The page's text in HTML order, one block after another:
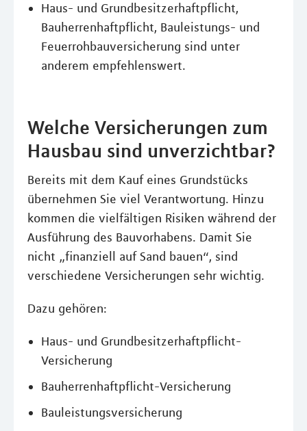
Haus- und Grundbesitzerhaftpflicht,
Bauherrenhaftpflicht, Bauleistungs- und
Feuerrohbauversicherung sind unter
anderem empfehlenswert.
Welche Versicherungen zum
Hausbau sind unverzichtbar?
Bereits mit dem Kauf eines Grundstücks
übernehmen Sie viel Verantwortung. Hinzu
kommen die vielfältigen Risiken während der
Ausführung des Bauvorhabens. Damit Sie
nicht „finanziell auf Sand bauen“, sind
verschiedene Versicherungen sehr wichtig.
Dazu gehören:
Haus- und Grundbesitzerhaftpflicht-
Versicherung
Bauherrenhaftpflicht-Versicherung
Bauleistungsversicherung